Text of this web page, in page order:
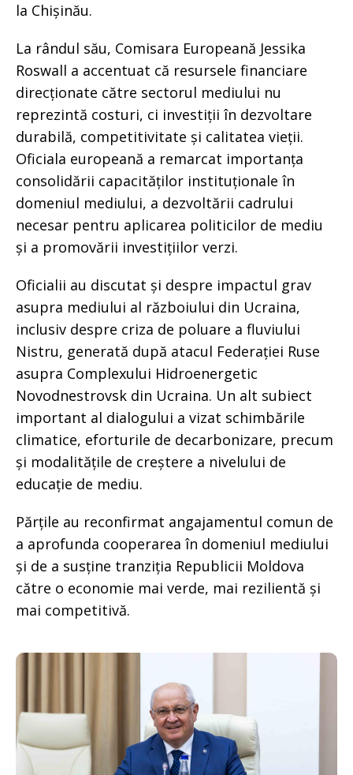
la Chișinău.
La rândul său, Comisara Europeană Jessika
Roswall a accentuat că resursele financiare
direcționate către sectorul mediului nu
reprezintă costuri, ci investiții în dezvoltare
durabilă, competitivitate și calitatea vieții.
Oficiala europeană a remarcat importanța
consolidării capacităților instituționale în
domeniul mediului, a dezvoltării cadrului
necesar pentru aplicarea politicilor de mediu
și a promovării investițiilor verzi.
Oficialii au discutat și despre impactul grav
asupra mediului al războiului din Ucraina,
inclusiv despre criza de poluare a fluviului
Nistru, generată după atacul Federației Ruse
asupra Complexului Hidroenergetic
Novodnestrovsk din Ucraina. Un alt subiect
important al dialogului a vizat schimbările
climatice, eforturile de decarbonizare, precum
și modalitățile de creștere a nivelului de
educație de mediu.
Părțile au reconfirmat angajamentul comun de
a aprofunda cooperarea în domeniul mediului
și de a susține tranziția Republicii Moldova
către o economie mai verde, mai rezilientă și
mai competitivă.